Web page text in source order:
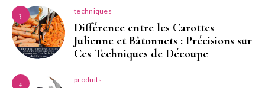
3 techniques
Différence entre les Carottes
Julienne et Bâtonnets : Précisions sur
Ces Techniques de Découpe
4 produits